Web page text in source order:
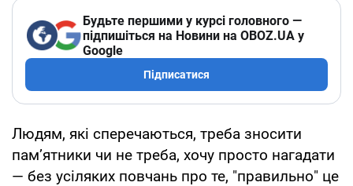
Будьте першими у курсі головного —
підпишіться на Новини на OBOZ.UA у
Google
Підписатися
Людям, які сперечаються, треба зносити
пам’ятники чи не треба, хочу просто нагадати
— без усіляких повчань про те, "правильно" це